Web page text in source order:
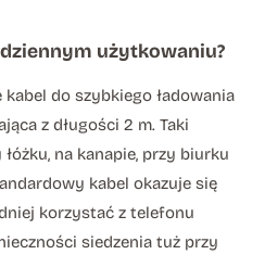
użytkowaniu?
kabel do szybkiego ładowania
z długości 2 m. Taki
na kanapie, przy biurku
kabel okazuje się
korzystać z telefonu
siedzenia tuż przy